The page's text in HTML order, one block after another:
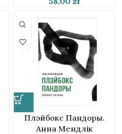
Плэйбокс Пандоры.
Анна Мендлік